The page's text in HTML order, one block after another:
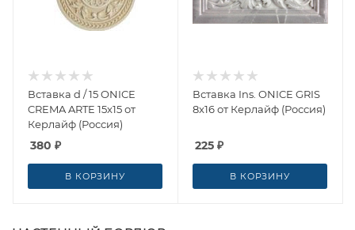
Вставка d / 15 ONICE
CREMA ARTE 15x15 от
Керлайф (Россия)
380 ₽
В КОРЗИНУ
Вставка Ins. ONICE GRIS
8x16 от Керлайф (Россия)
225 ₽
В КОРЗИНУ